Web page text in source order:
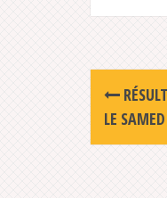
Post
LE